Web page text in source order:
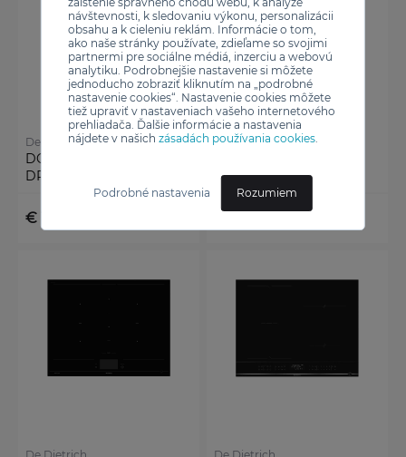
návštevnosti, k sledovaniu výkonu, personalizácii
obsahu a k cieleniu reklám. Informácie o tom,
ako naše stránky používate, zdieľame so svojimi
partnermi pre sociálne médiá, inzerciu a webovú
analytiku. Podrobnejšie nastavenie si môžete
jednoducho zobraziť kliknutím na „podrobné
nastavenie cookies“. Nastavenie cookies môžete
tiež upraviť v nastaveniach vašeho internetového
prehliadača. Ďalšie informácie a nastavenia
nájdete v našich zásadách používania cookies.
Podrobné nastavenia Rozumiem
De Dietrich
DOSKA INDUKČNÁ
DPI4810B
€ 1 039,00
De Dietrich
DPI4942B
De Dietrich De Dietrich